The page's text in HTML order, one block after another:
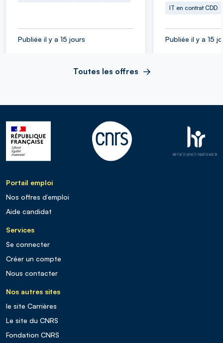
Publiée il y a 15 jours
IT en contrat CDD
Publiée il y a 15
Toutes les offres
Portail emploi
Nos offres d’emploi
Aide candidat
Services
Se connecter
Créer un compte
Nous contacter
Nos autres sites
le site Carrières
Le site du CNRS
Fondation CNRS